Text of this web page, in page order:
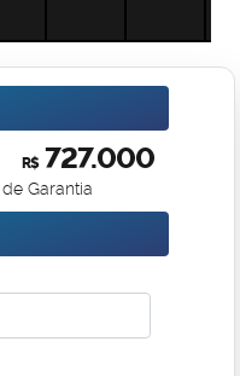
R$727.000
Garantia